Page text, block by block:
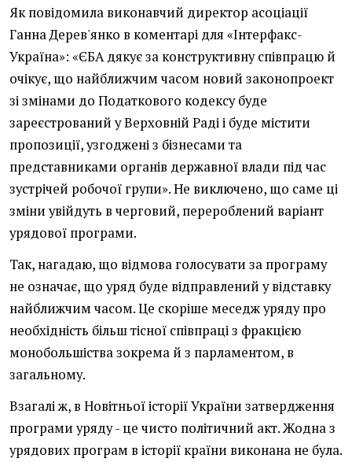
Як повідомила виконавчий директор асоціації
Ганна Дерев'янко в коментарі для «Інтерфакс-
Україна»: «ЄБА дякує за конструктивну співпрацю й
очікує, що найближчим часом новий законопроект
зі змінами до Податкового кодексу буде
зареєстрований у Верховній Раді і буде містити
пропозиції, узгоджені з бізнесами та
представниками органів державної влади під час
зустрічей робочої групи». Не виключено, що саме ці
зміни увійдуть в черговий, перероблений варіант
урядової програми.
Так, нагадаю, що відмова голосувати за програму
не означає, що уряд буде відправлений у відставку
найближчим часом. Це скоріше меседж уряду про
необхідність більш тісної співпраці з фракцією
монобольшіства зокрема й з парламентом, в
загальному.
Взагалі ж, в Новітньої історії України затвердження
програми уряду - це чисто політичний акт. Жодна з
урядових програм в історії країни виконана не була.